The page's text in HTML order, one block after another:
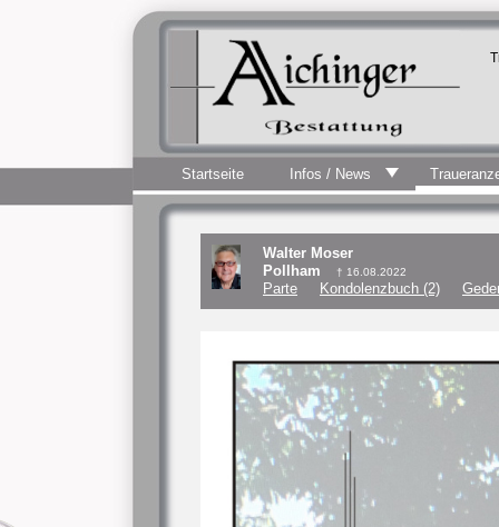
Startseite Infos / News
Walter Moser
Pollham
† 16.08.2022
Parte Kondolenzbuch (2)